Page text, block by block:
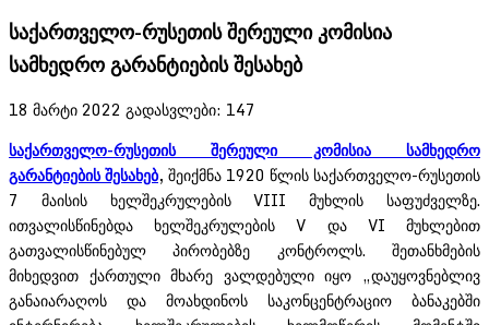
საქართველო-რუსეთის შერეული კომისია
სამხედრო გარანტიების შესახებ
18 მარტი 2022 გადასვლები: 147
საქართველო-რუსეთის შერეული კომისია სამხედრო
გარანტიების შესახებ, შეიქმნა 1920 წლის საქართველო-რუსეთის
7 მაისის ხელშეკრულების VIII მუხლის საფუძველზე.
ითვალისწინებდა ხელშეკრულების V და VI მუხლებით
გათვალისწინებულ პირობებზე კონტროლს. შეთანხმების
მიხედვით ქართული მხარე ვალდებული იყო „დაუყოვნებლივ
განაიარაღოს და მოახდინოს საკონცენტრაციო ბანაკებში